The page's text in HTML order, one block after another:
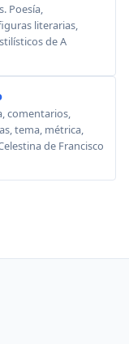
Poesía,
literarias,
de A
comentarios,
tema, métrica,
de Francisco